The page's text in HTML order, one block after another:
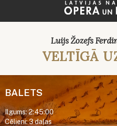
Luijs Žozefs
VELTĪGĀ
BALETS
Ilgums: 2:45:00
Cēlieni: 3 daļas